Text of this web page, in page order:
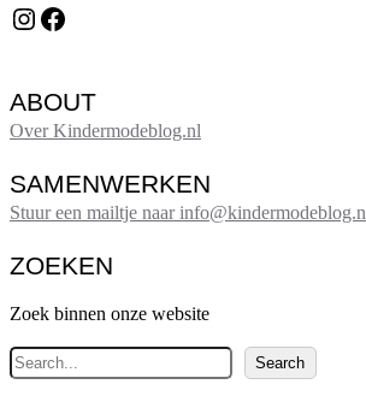
Instagram Facebook
ABOUT
Over Kindermodeblog.nl
SAMENWERKEN
Stuur een mailtje naar
ZOEKEN
Zoek binnen onze website
Z
o
Search